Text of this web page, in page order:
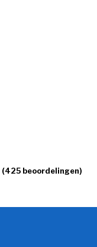
(425 beoordelingen)